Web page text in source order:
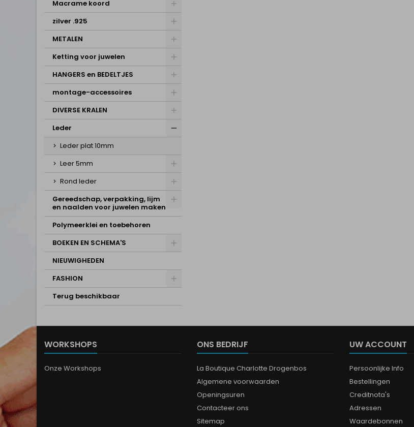
Macrame koord
zilver .925
METALEN
Ketting voor juwelen
HANGERS en BEDELTJES
montage-accessoires
DIVERSE KRALEN
Leder
Leder plat 10mm
Leer 5mm
Rond leder
Gereedschap, verpakking, lijm
en naalden voor juwelen maken
Polymeerklei en toebehoren
BOEKEN EN SCHEMA'S
NIEUWIGHEDEN
FASHION
Terug beschikbaar
WORKSHOPS
Onze Workshops
ONS BEDRIJF
La Boutique Charlotte Drogenbos
Algemene voorwaarden
Openingsuren
Contacteer ons
Sitemap
UW ACCOUNT
Persoonlijke Info
Bestellingen
Creditnota's
Adressen
Waardebonnen